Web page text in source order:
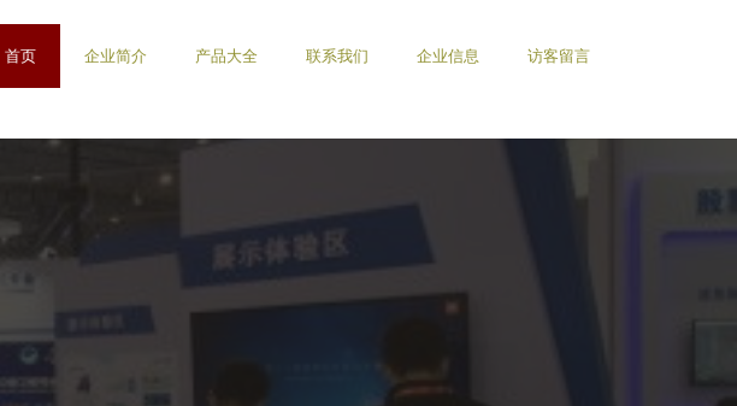
首页 企业简介 产品大全 联系我们 企业信息 访客留言